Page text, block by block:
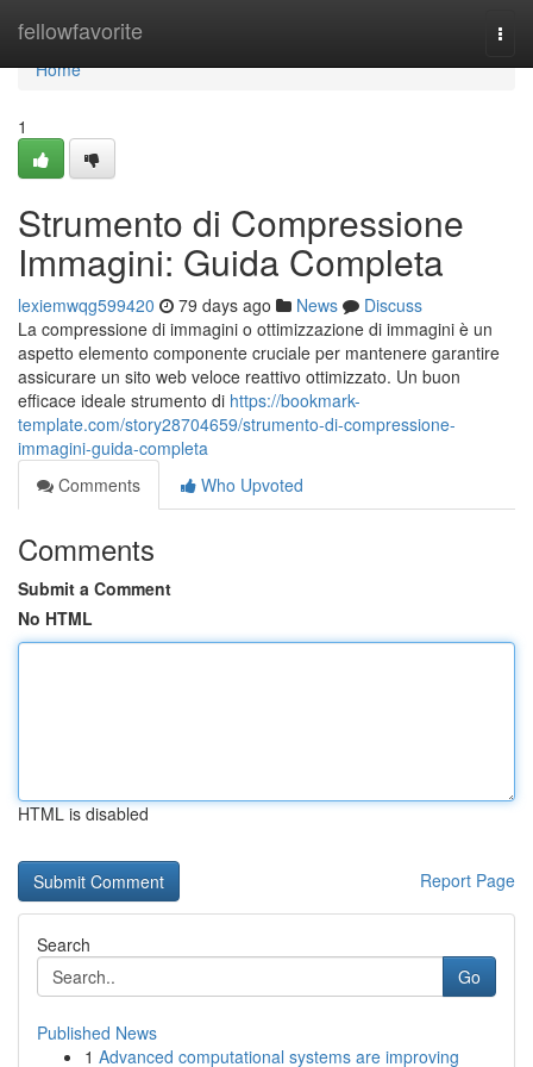
fellowfavorite
Home
Home
1
Strumento di Compressione
Immagini: Guida Completa
lexiemwqg599420 79 days ago News
Discuss
La compressione di immagini o ottimizzazione di immagini è un
aspetto elemento componente cruciale per mantenere garantire
assicurare un sito web veloce reattivo ottimizzato. Un buon
efficace ideale strumento di https://bookmark-
template.com/story28704659/strumento-di-compressione-
immagini-guida-completa
Comments
Who Upvoted
Comments
Submit a Comment
No HTML
HTML is disabled
Report Page
Search
Go
Published News
1 Advanced computational systems are improving